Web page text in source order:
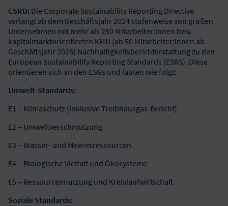
CSRD: Die Corporate Sustainability Reporting Directive
verlangt ab dem Geschäftsjahr 2024 stufenweise von großen
Unternehmen mit mehr als 250 Mitarbeiter:innen bzw.
kapitalmarktorientierten KMU (ab 50 Mitarbeiter:innen ab
Geschäftsjahr 2026) Nachhaltigkeitsberichterstattung zu den
European Sustainability Reporting Standards (ESRS). Diese
orientieren sich an den ESGs und lauten wie folgt:
Umwelt-Standards:
E1 – Klimaschutz (inklusive Treibhausgas-Bericht)
E2 – Umweltverschmutzung
E3 – Wasser- und Meeresressourcen
E4 – Biologische Vielfalt und Ökosysteme
E5 – Ressourcennutzung und Kreislaufwirtschaft
Soziale Standards: